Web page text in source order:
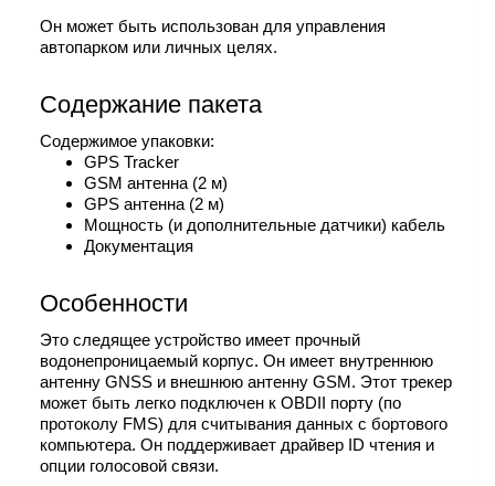
Он может быть использован для управления
автопарком или личных целях.
Содержание пакета
Содержимое упаковки:
GPS Tracker
GSM антенна (2 м)
GPS антенна (2 м)
Мощность (и дополнительные датчики) кабель
Документация
Особенности
Это следящее устройство имеет прочный
водонепроницаемый корпус. Он имеет внутреннюю
антенну GNSS и внешнюю антенну GSM. Этот трекер
может быть легко подключен к OBDII порту (по
протоколу FMS) для считывания данных с бортового
компьютера. Он поддерживает драйвер ID чтения и
опции голосовой связи.